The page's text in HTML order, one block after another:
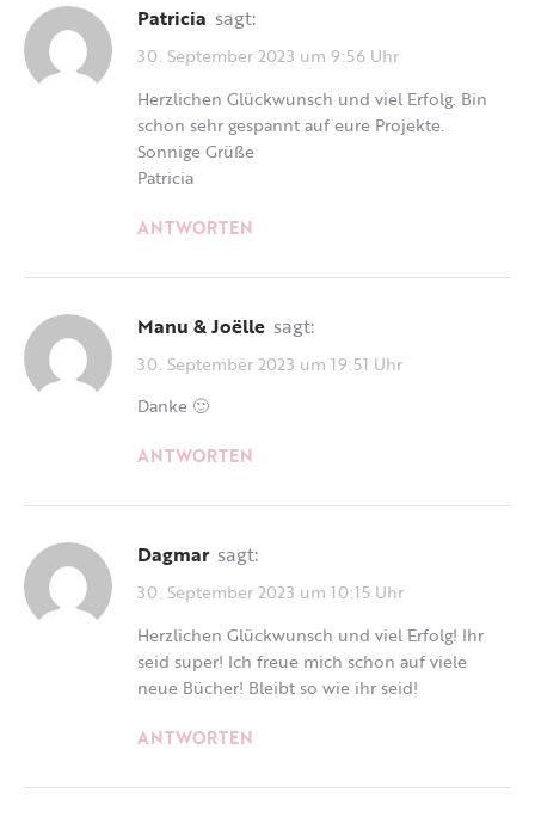
Patricia sagt:
30. September 2023 um 9:56 Uhr
Herzlichen Glückwunsch und viel Erfolg. Bin
schon sehr gespannt auf eure Projekte.
Sonnige Grüße
Patricia
ANTWORTEN
Manu & Joëlle sagt:
30. September 2023 um 19:51 Uhr
Danke 🙂
ANTWORTEN
Dagmar sagt:
30. September 2023 um 10:15 Uhr
Herzlichen Glückwunsch und viel Erfolg! Ihr
seid super! Ich freue mich schon auf viele
neue Bücher! Bleibt so wie ihr seid!
ANTWORTEN